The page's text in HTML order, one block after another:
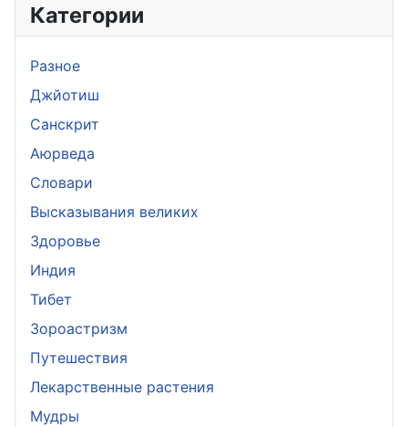
Категории
Разное
Джйотиш
Санскрит
Аюрведа
Словари
Высказывания великих
Здоровье
Индия
Тибет
Зороастризм
Путешествия
Лекарственные растения
Мудры